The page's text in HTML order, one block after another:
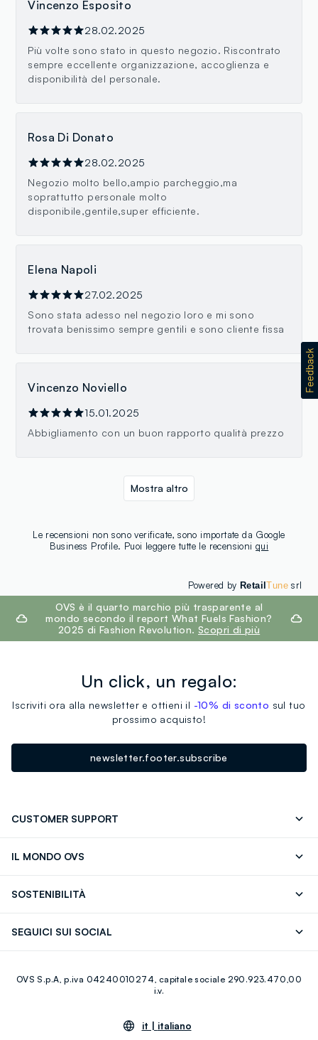
Vincenzo Esposito
28.02.2025
Più volte sono stato in questo negozio. Riscontrato
sempre eccellente organizzazione, accoglienza e
disponibilità del personale.
Rosa Di Donato
28.02.2025
Negozio molto bello,ampio parcheggio,ma
soprattutto personale molto
disponibile,gentile,super efficiente.
Elena Napoli
27.02.2025
Sono stata adesso nel negozio loro e mi sono
trovata benissimo sempre gentili e sono cliente fissa
Vincenzo Noviello
15.01.2025
Abbigliamento con un buon rapporto qualità prezzo
Le recensioni non sono verificate, sono importate da Google
Business Profile. Puoi leggere tutte le recensioniqui
Mostra altro
Powered by RetailTunesrl
footer.ariatitleOVS è il quarto marchio più trasparente al
mondo secondo il report What Fuels Fashion?
2025 di Fashion Revolution. Scopri di più
Un click, un regalo:
Iscriviti ora alla newsletter e ottieni il -10% di sconto sul tuo
prossimo acquisto!
newsletter.footer.subscribe
CUSTOMER SUPPORT
IL MONDO OVS
Giftcard
SOSTENIBILITÀ
SEGUICI SUI SOCIAL
Youtube Linkedin
OVS S.p.A, p.iva 04240010274, capitale sociale 290.923.470,00
i.v.
it | italiano